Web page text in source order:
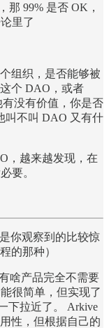
那 99% 是否 OK，
里了
组织，是否能够被
个 DAO，或者
没有价值，你是否
叫不叫 DAO 又有什
，越来越发现，在
要。
你观察到的比较惊
的那种）
啥产品完全不需要
很简单，但实现了
下拉近了。 Arkive
性，但根据自己的